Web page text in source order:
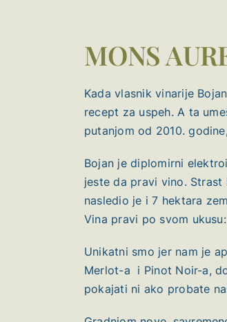
MONS
Kada vlasnik vinarije
recept za uspeh. A ta
putanjom od 2010.
Bojan je diplomirni
jeste da pravi vino.
nasledio je i 7 hektara
Vina pravi po svom
Unikatni smo jer nam je
Merlot-a i Pinot Noir-a,
pokajati ni ako probate